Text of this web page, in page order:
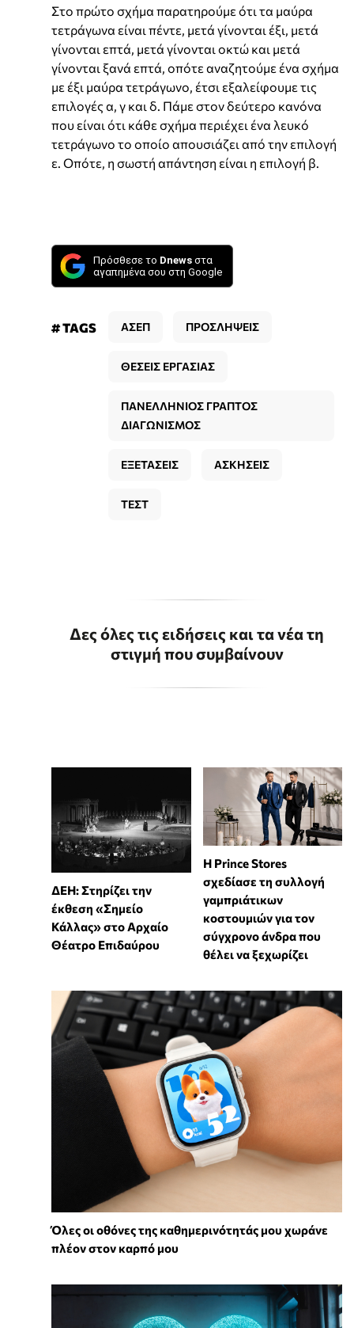
Στο πρώτο σχήμα παρατηρούμε ότι τα μαύρα
τετράγωνα είναι πέντε, μετά γίνονται έξι, μετά
γίνονται επτά, μετά γίνονται οκτώ και μετά
γίνονται ξανά επτά, οπότε αναζητούμε ένα σχήμα
με έξι μαύρα τετράγωνο, έτσι εξαλείφουμε τις
επιλογές α, γ και δ. Πάμε στον δεύτερο κανόνα
που είναι ότι κάθε σχήμα περιέχει ένα λευκό
τετράγωνο το οποίο απουσιάζει από την επιλογή
ε. Οπότε, η σωστή απάντηση είναι η επιλογή β.
Πρόσθεσε το Dnews στα
αγαπημένα σου στη Google
# TAGS ΑΣΕΠ ΠΡΟΣΛΗΨΕΙΣ
ΘΕΣΕΙΣ ΕΡΓΑΣΙΑΣ
ΠΑΝΕΛΛΗΝΙΟΣ ΓΡΑΠΤΟΣ
ΔΙΑΓΩΝΙΣΜΟΣ
ΕΞΕΤΑΣΕΙΣ ΑΣΚΗΣΕΙΣ
ΤΕΣΤ
Δες όλες τις ειδήσεις και τα νέα τη
στιγμή που συμβαίνουν
ΔΕΗ: Στηρίζει την
έκθεση «Σημείο
Κάλλας» στο Αρχαίο
Θέατρο Επιδαύρου
Η Prince Stores
σχεδίασε τη συλλογή
γαμπριάτικων
κοστουμιών για τον
σύγχρονο άνδρα που
θέλει να ξεχωρίζει
Όλες οι οθόνες της καθημερινότητάς μου χωράνε
πλέον στον καρπό μου